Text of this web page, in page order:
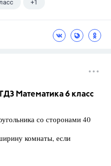
+1
Математика 6 класс
со сторонами 40
комнаты, если